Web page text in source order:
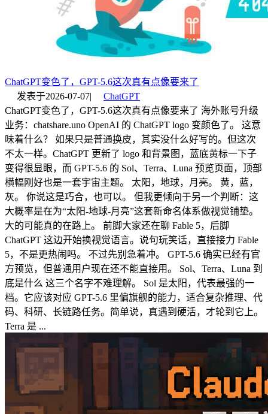
ChatGPT变色了，GPT-5.6这次真有点像要来了
发表于2026-07-07|
ChatGPT
ChatGPT变色了，GPT-5.6这次真有点像要来了 海外账号升级
业务：chatshare.uno OpenAI 的 ChatGPT logo 变颜色了。 这意
味着什么？ 如果只是普通换皮，其实没什么好写的。但这次
不太一样。ChatGPT 更新了 logo 和背景图，蓝底黄标一下子
变得很显眼，而 GPT-5.6 的 Sol、Terra、Luna 预览页面，顶部
横幅刚好也是一套宇宙主题。 太阳，地球，月亮。 黄，蓝，
灰。 你说这是巧合，也可以。 但我更倾向于另一个判断：这
大概率是在为“太阳-地球-月亮”这套新命名体系做视觉铺垫。
大的可能真的在路上。 前脚大家还在聊 Fable 5，后脚
ChatGPT 这边开始换视觉语言。说句玩笑话，直接接力 Fable
5，不是更热闹吗。 不过先别急着冲。 GPT-5.6 确实已经有官
方预览，但普通用户现在还不能直接用。 Sol、Terra、Luna 到
底是什么 这三个名字不难理解。 Sol 是太阳，代表最强的一
档。它应该对应 GPT-5.6 里偏旗舰的能力，适合复杂推理、代
码、科研、长链路任务。简单说，真遇到硬活，才轮到它上。
Terra 是 ...